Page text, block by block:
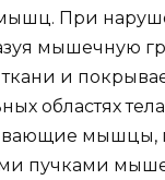
мышц. При
мышечную
и
областях
мышцы,
пучками